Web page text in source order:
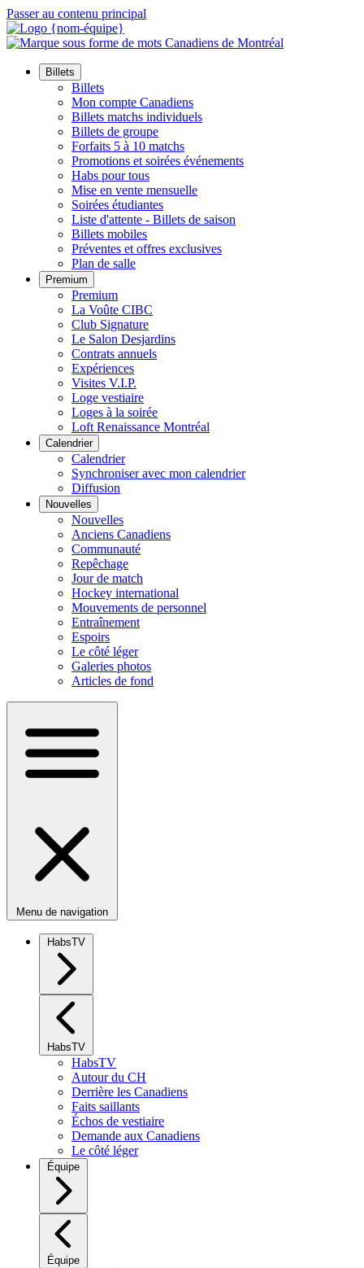
Passer au contenu principal
Billets
Billets
Mon compte Canadiens
Billets matchs individuels
Billets de groupe
Forfaits 5 à 10 matchs
Promotions et soirées événements
Habs pour tous
Mise en vente mensuelle
Soirées étudiantes
Liste d'attente - Billets de saison
Billets mobiles
Préventes et offres exclusives
Plan de salle
Premium
Premium
La Voûte CIBC
Club Signature
Le Salon Desjardins
Contrats annuels
Expériences
Visites V.I.P.
Loge vestiaire
Loges à la soirée
Loft Renaissance Montréal
Calendrier
Calendrier
Synchroniser avec mon calendrier
Diffusion
Nouvelles
Nouvelles
Anciens Canadiens
Communauté
Repêchage
Jour de match
Hockey international
Mouvements de personnel
Entraînement
Espoirs
Le côté léger
Galeries photos
Articles de fond
Menu de navigation
HabsTV
HabsTV
HabsTV
Autour du CH
Derrière les Canadiens
Faits saillants
Échos de vestiaire
Demande aux Canadiens
Le côté léger
Équipe
Équipe